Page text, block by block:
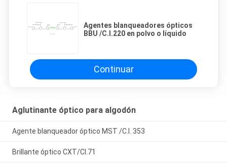
Agentes blanqueadores ópticos
BBU /C.I.220 en polvo o líquido
Continuar
Aglutinante óptico para algodón
Agente blanqueador óptico MST /C.I. 353
Brillante óptico CXT/CI.71